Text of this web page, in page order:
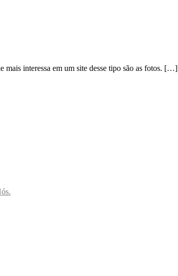
mais interessa em um site desse tipo são as fotos. […]